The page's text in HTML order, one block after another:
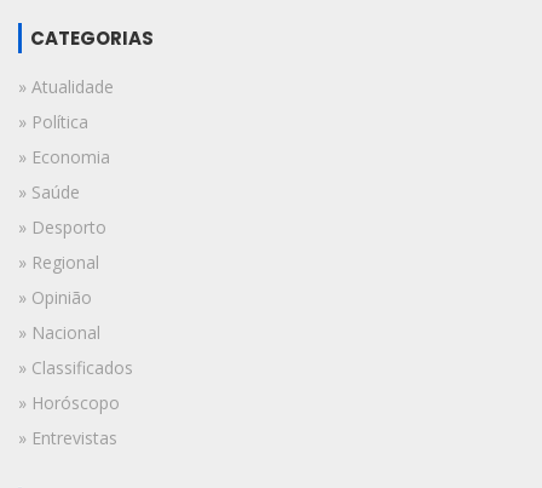
CATEGORIAS
» Atualidade
» Política
» Economia
» Saúde
» Desporto
» Regional
» Opinião
» Nacional
» Classificados
» Horóscopo
» Entrevistas